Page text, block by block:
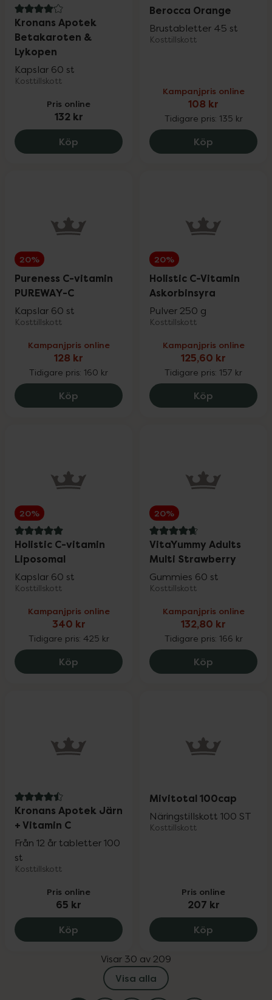
4.1 av 5 i omdöme
Kronans Apotek
Betakaroten &
Lykopen
Kapslar 60 st
Kosttillskott
Pris online
132 kr
Köp Kronans Apotek Betakaroten &
Berocca Orange
Brustabletter 45 st
Kosttillskott
Kampanjpris online
108 kr
Tidigare pris: 135 kr
Köp Berocca
20%
Pureness C-vitamin
PUREWAY-C
Kapslar 60 st
Kosttillskott
Kampanjpris online
128 kr
Tidigare pris: 160 kr
Köp Pureness C-vitamin PUREWAY-C, 128 kr.
20%
Holistic C-Vitamin
Askorbinsyra
Pulver 250 g
Kosttillskott
Kampanjpris online
125,60 kr
Tidigare pris: 157 kr
Köp Holistic C-
20%
5 av 5 i omdöme
Holistic C-vitamin
Liposomal
Kapslar 60 st
Kosttillskott
Kampanjpris online
340 kr
Tidigare pris: 425 kr
Köp Holistic C-vitamin Liposomal, 340 kr.
20%
4.8 av 5 i omdöme
VitaYummy Adults
Multi Strawberry
Gummies 60 st
Kosttillskott
Kampanjpris online
132,80 kr
Tidigare pris: 166 kr
Köp
4.5 av 5 i omdöme
Kronans Apotek Järn
+ Vitamin C
Från 12 år tabletter 100
st
Kosttillskott
Pris online
65 kr
Köp Kronans Apotek Järn + Vitamin C, 65
Mivitotal 100cap
Näringstillskott 100 ST
Kosttillskott
Pris online
207 kr
Köp Mivitotal
Visar 30 av 209
Visa alla